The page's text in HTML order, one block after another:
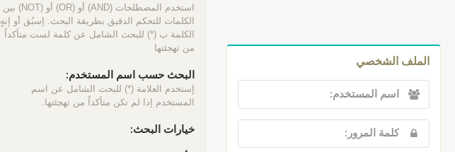
الملف الشخصي
استخدم المصطلحات (AND) أو (OR) أو (NOT) بين
الكلمات للتحكم الدقيق بطريقة البحث. إسبُق أو إنهٍ
الكلمة ب (*) للبحث الشامل عن كلمة لست متأكداً
من تهجئتها
البحث حسب اسم المستخدم:
إستخدم العلامة (*) للبحث الشامل عن اسم
المستخدم إذا لم تكن متأكداً من تهجئتها.
خيارات البحث: